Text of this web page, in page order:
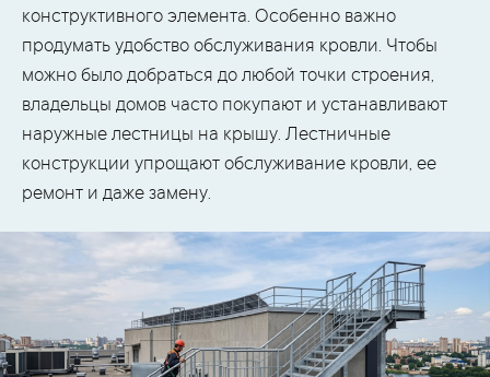
конструктивного элемента. Особенно важно
продумать удобство обслуживания кровли. Чтобы
можно было добраться до любой точки строения,
владельцы домов часто покупают и устанавливают
наружные лестницы на крышу. Лестничные
конструкции упрощают обслуживание кровли, ее
ремонт и даже замену.